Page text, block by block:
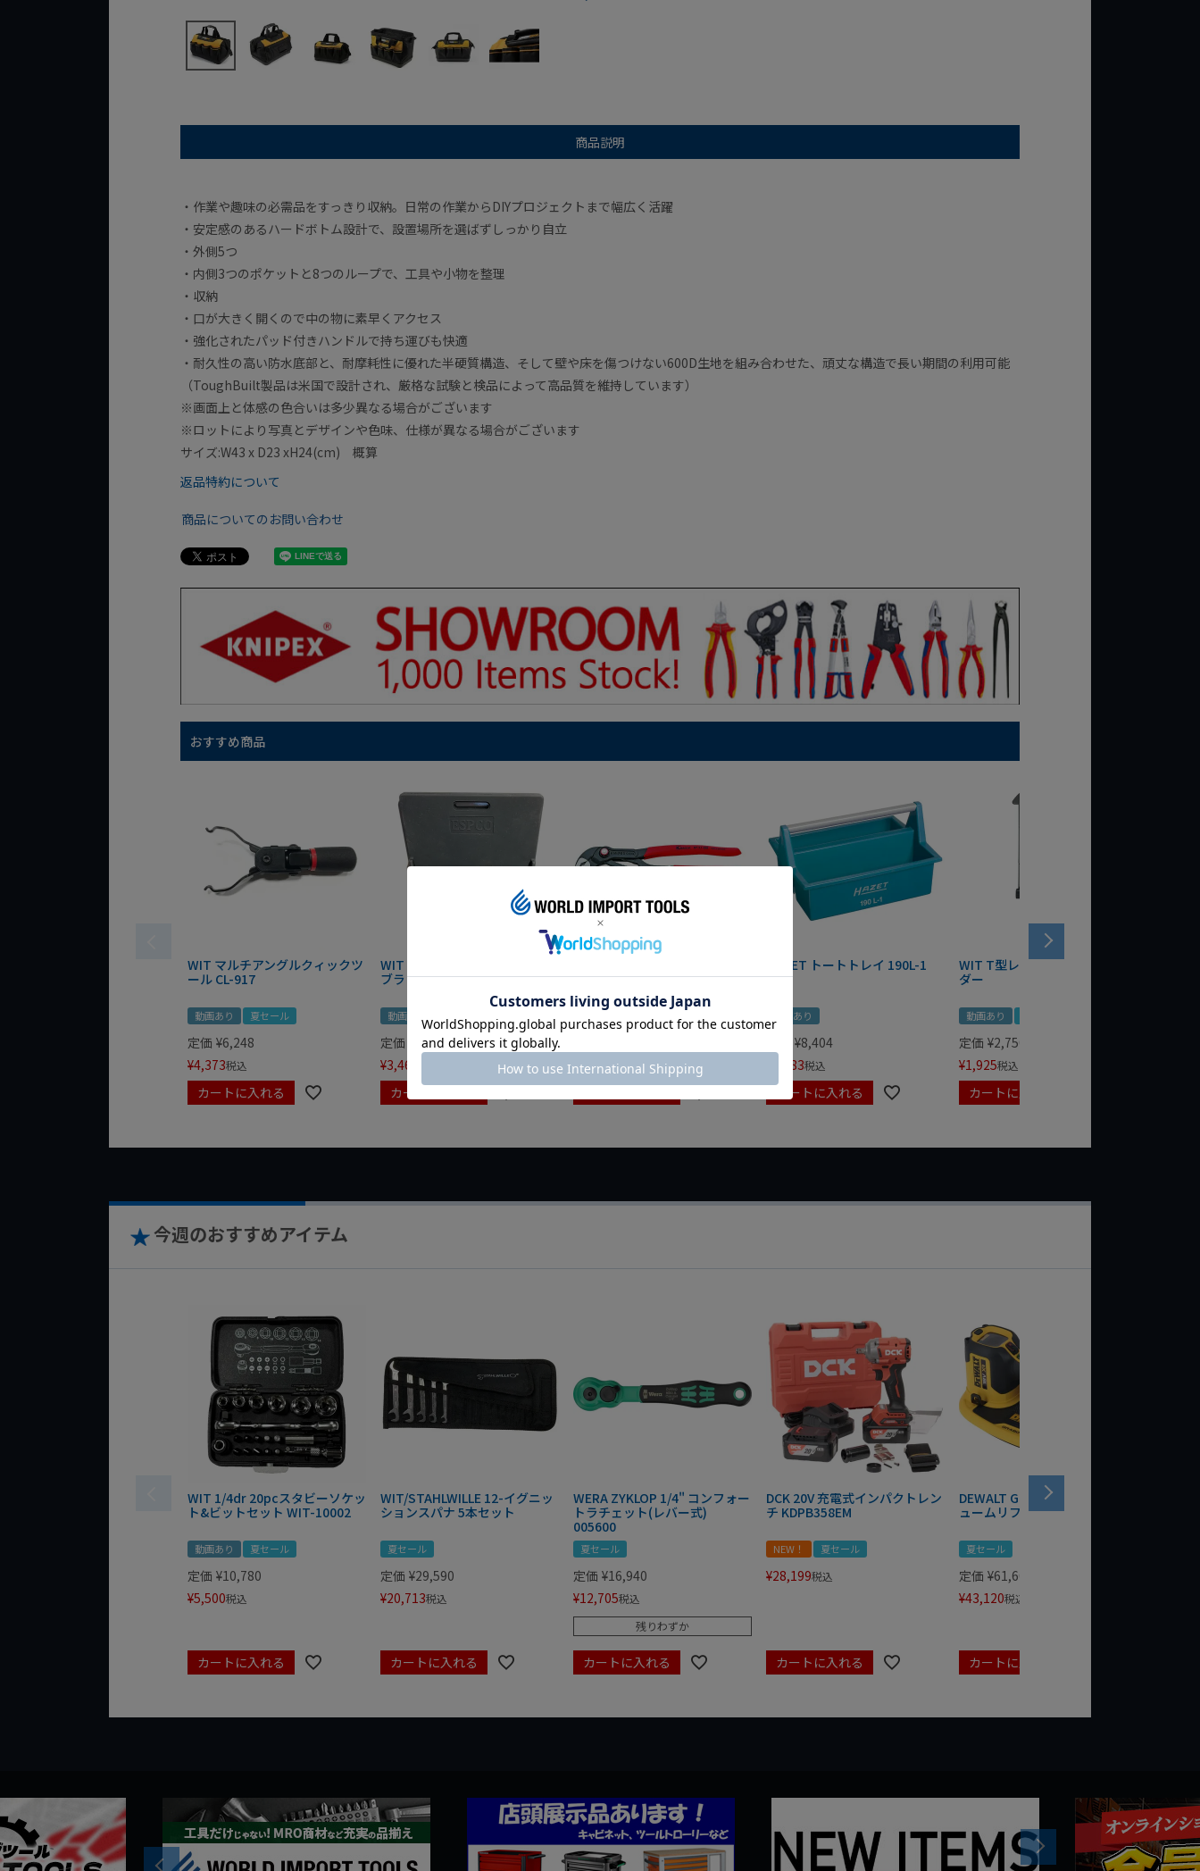
商品説明
・作業や趣味の必需品をすっきり収納。日常の作業からDIYプロジェクトまで幅広く活躍
・安定感のあるハードボトム設計で、設置場所を選ばずしっかり自立
・外側5つ
・内側3つのポケットと8つのループで、工具や小物を整理
・収納
・口が大きく開くので中の物に素早くアクセス
・強化されたパッド付きハンドルで持ち運びも快適
・耐久性の高い防水底部と、耐摩耗性に優れた半硬質構造、そして壁や床を傷つけない600D生地を組み合わせた、頑丈な構造で長い期間の利用可能
（ToughBuilt製品は米国で設計され、厳格な試験と検品によって高品質を維持しています）
※画面上と体感の色合いは多少異なる場合がございます
※ロットにより写真とデザインや色味、仕様が異なる場合がございます
サイズ:W43 x D23 xH24(cm) 概算
返品特約について
商品についてのお問い合わせ
おすすめ商品
WIT マルチアングルクィックツ
ール CL-917
動画あり 夏セール
定価 ¥6,248
¥4,373税込
カートに入れる
WIT マグネットツールマット
ブラック
動画あり
定価
0
¥3,465
カートに入れる
セット 8721-250 KNIPEX
¥6,545税込
HAZET トートトレイ 190L-1
動画あり
¥8,404
7,983税込
カートに入れる
WIT T型レンチマグネットホル
ダー
動画あり
定価 ¥2,750
¥1,925税込
カートに入れる
今週のおすすめアイテム
WIT 1/4dr 20pcスタビーソケッ
ト&ビットセット WIT-10002
動画あり 夏セール
定価 ¥10,780
¥5,500税込
カートに入れる
WIT/STAHLWILLE 12-イグニッ
ションスパナ 5本セット
夏セール
定価 ¥29,590
¥20,713税込
カートに入れる
WERA ZYKLOP 1/4" コンフォー
トラチェット(レバー式)
005600
夏セール
定価 ¥16,940
¥12,705税込
残りわずか
カートに入れる
DCK 20V 充電式インパクトレン
チ KDPB358EM
NEW！ 夏セール
¥28,199税込
カートに入れる
DEWALT GRABO 18V電動バキ
ュームリフター DCE590N-XJ
夏セール
定価 ¥61,600
¥43,120税込
カートに入れる
Previous
Next